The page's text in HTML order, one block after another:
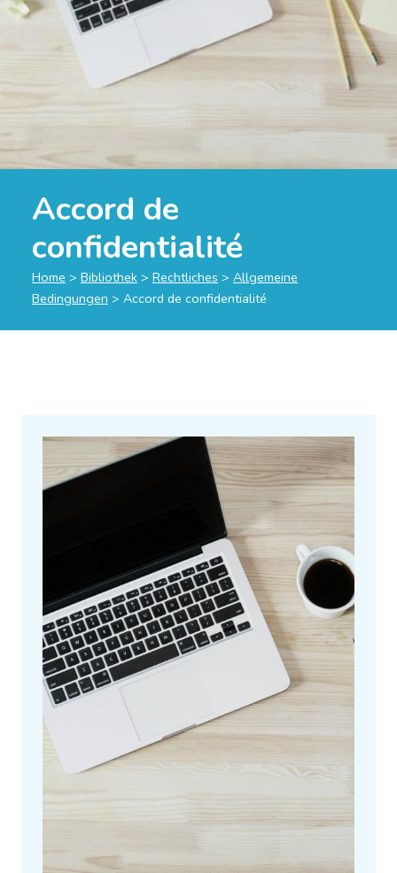
Accord de
confidentialité
Home > Bibliothek > Rechtliches > Allgemeine
Bedingungen > Accord de confidentialité